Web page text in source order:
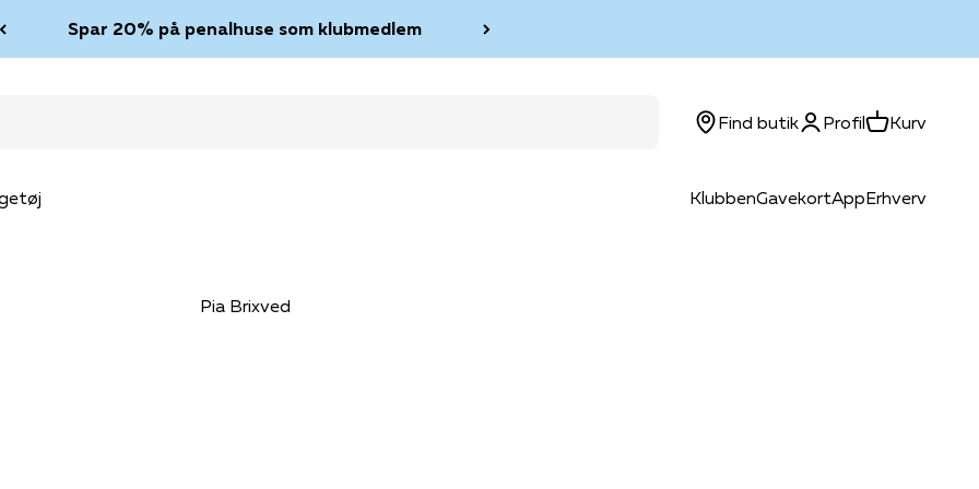
Spar 20% på penalhuse som klubmedlem
KlubbenGavekortAppErhverv
Find butikLog ind
ProfilKurvKurv
Pia Brixved